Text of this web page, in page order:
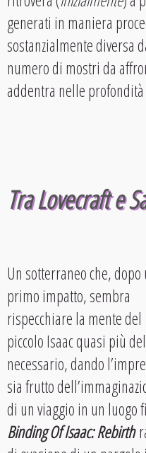
generati in maniera
sostanzialmente diversa
numero di mostri da
addentra nelle
Tra Lovecraft e
Un sotterraneo che, dopo
primo impatto, sembra
rispecchiare la mente del
piccolo Isaac quasi più del
necessario, dando
sia frutto
di un viaggio in un luogo
Binding Of Isaac: Rebirth